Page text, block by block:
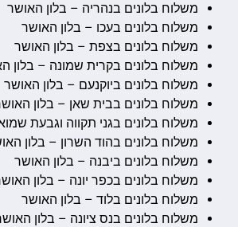
משלוח בלונים בנהריה – בלון האושר
משלוח בלונים בעכו – בלון האושר
משלוח בלונים בצפת – בלון האושר
משלוח בלונים בקרית שמונה – בלון
משלוח בלונים ביוקנעם – בלון האושר
משלוח בלונים בבית שאן – בלון
משלוח בלונים בגני תקווה וגבעת
משלוח בלונים בהוד השרון – בלון
משלוח בלונים ביבנה – בלון האושר
משלוח בלונים בכפר יונה – בלון
משלוח בלונים בלוד – בלון האושר
משלוח בלונים בנס ציונה – בלון